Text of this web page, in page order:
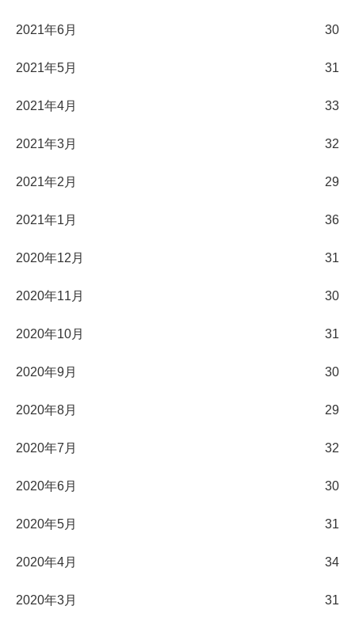
2021年6月 30
2021年5月 31
2021年4月 33
2021年3月 32
2021年2月 29
2021年1月 36
2020年12月 31
2020年11月 30
2020年10月 31
2020年9月 30
2020年8月 29
2020年7月 32
2020年6月 30
2020年5月 31
2020年4月 34
2020年3月 31